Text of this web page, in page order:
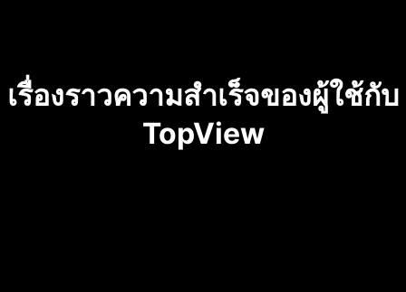
เรื่องราวความสำเร็จของผู้ใช้กับ
TopView